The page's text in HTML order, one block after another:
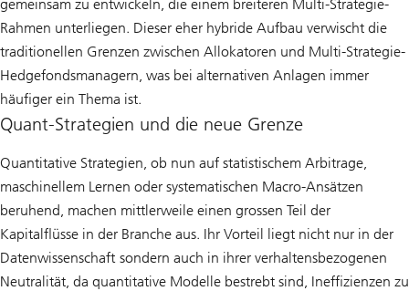
gemeinsam zu entwickeln, die einem breiteren Multi-Strategie-
Rahmen unterliegen. Dieser eher hybride Aufbau verwischt die
traditionellen Grenzen zwischen Allokatoren und Multi-Strategie-
Hedgefondsmanagern, was bei alternativen Anlagen immer
häufiger ein Thema ist.
Quant-Strategien und die neue Grenze
Quantitative Strategien, ob nun auf statistischem Arbitrage,
maschinellem Lernen oder systematischen Macro-Ansätzen
beruhend, machen mittlerweile einen grossen Teil der
Kapitalflüsse in der Branche aus. Ihr Vorteil liegt nicht nur in der
Datenwissenschaft sondern auch in ihrer verhaltensbezogenen
Neutralität, da quantitative Modelle bestrebt sind, Ineffizienzen zu